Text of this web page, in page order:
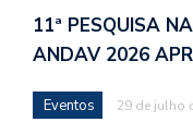
11ª PESQUISA
ANDAV 2026
Eventos 29 de julho